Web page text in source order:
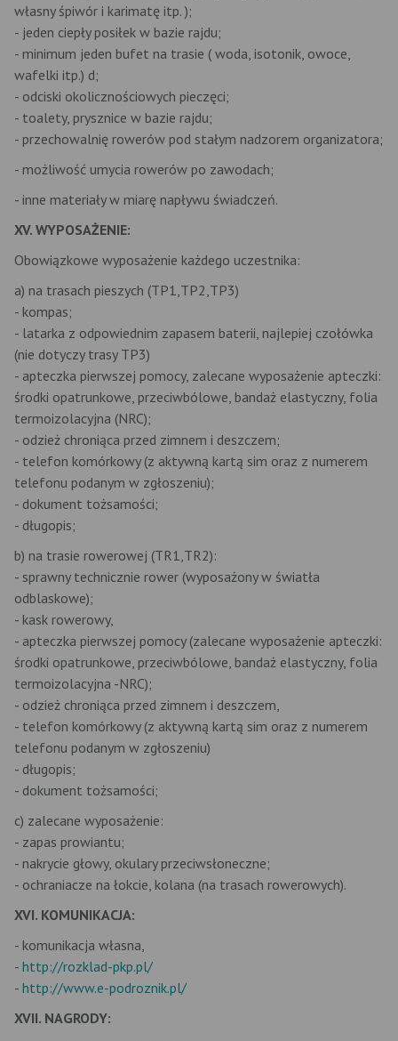
własny śpiwór i karimatę itp. );
- jeden ciepły posiłek w bazie rajdu;
- minimum jeden bufet na trasie ( woda, isotonik, owoce,
wafelki itp.) d;
- odciski okolicznościowych pieczęci;
- toalety, prysznice w bazie rajdu;
- przechowalnię rowerów pod stałym nadzorem organizatora;
- możliwość umycia rowerów po zawodach;
- inne materiały w miarę napływu świadczeń.
XV. WYPOSAŻENIE:
Obowiązkowe wyposażenie każdego uczestnika:
a) na trasach pieszych (TP1,TP2,TP3)
- kompas;
- latarka z odpowiednim zapasem baterii, najlepiej czołówka
(nie dotyczy trasy TP3)
- apteczka pierwszej pomocy, zalecane wyposażenie apteczki:
środki opatrunkowe, przeciwbólowe, bandaż elastyczny, folia
termoizolacyjna (NRC);
- odzież chroniąca przed zimnem i deszczem;
- telefon komórkowy (z aktywną kartą sim oraz z numerem
telefonu podanym w zgłoszeniu);
- dokument tożsamości;
- długopis;
b) na trasie rowerowej (TR1,TR2):
- sprawny technicznie rower (wyposażony w światła
odblaskowe);
- kask rowerowy,
- apteczka pierwszej pomocy (zalecane wyposażenie apteczki:
środki opatrunkowe, przeciwbólowe, bandaż elastyczny, folia
termoizolacyjna -NRC);
- odzież chroniąca przed zimnem i deszczem,
- telefon komórkowy (z aktywną kartą sim oraz z numerem
telefonu podanym w zgłoszeniu)
- długopis;
- dokument tożsamości;
c) zalecane wyposażenie:
- zapas prowiantu;
- nakrycie głowy, okulary przeciwsłoneczne;
- ochraniacze na łokcie, kolana (na trasach rowerowych).
XVI. KOMUNIKACJA:
- komunikacja własna,
- http://rozklad-pkp.pl/
- http://www.e-podroznik.pl/
XVII. NAGRODY: